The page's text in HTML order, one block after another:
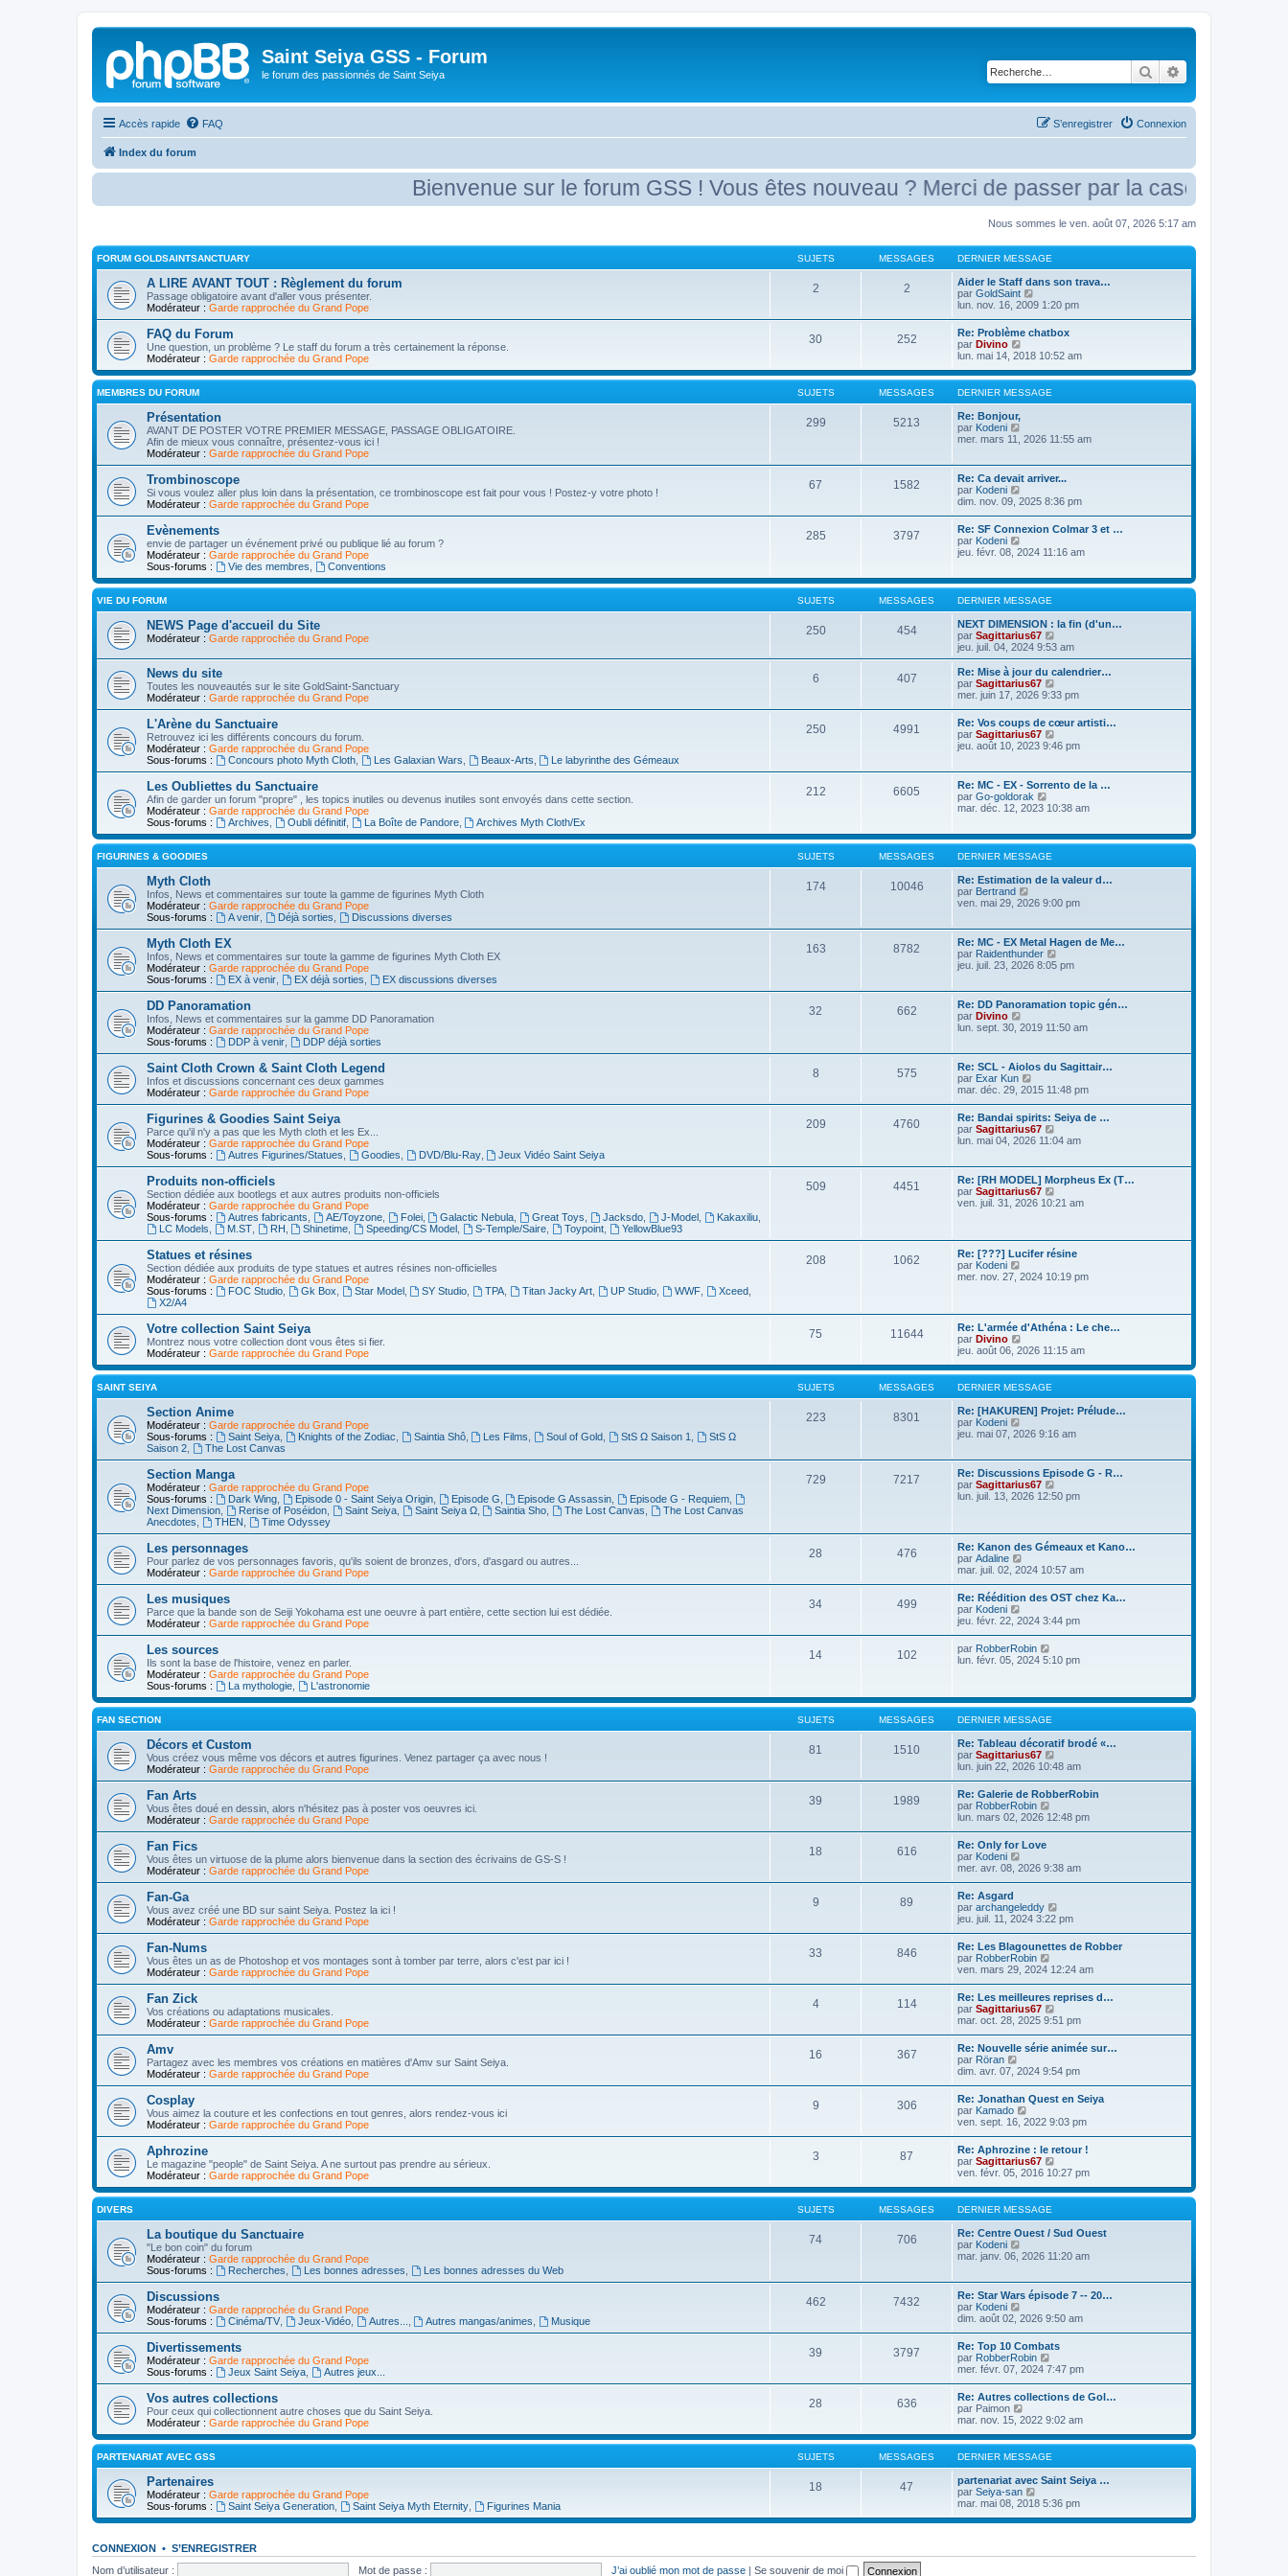
Saint Seiya GSS - Forum
le forum des passionnés de Saint Seiya Rechercher
Accès rapide FAQ Connexion
S’enregistrer
Index du forum
Bienvenue sur le forum GSS ! Vous êtes nouveau ? Merci de passer par la case présentation
Nous sommes le ven. août 07, 2026 5:17 am
FORUM GOLDSAINTSANCTUARY SUJETS MESSAGES DERNIER MESSAGE
A LIRE AVANT TOUT : Règlement du forum
Passage obligatoire avant d'aller vous présenter.
Modérateur : Garde rapprochée du Grand Pope
2 2
Aider le Staff dans son trava…
par GoldSaint
o
r
l
e
d
e
r
n
i
m
s
s
g
lun. nov. 16, 2009 1:20 pm
FAQ du Forum
Une question, un problème ? Le staff du forum a très certainement la réponse.
Modérateur : Garde rapprochée du Grand Pope
30 252
Re: Problème chatbox
par Divino
o
r
l
r
n
e
r
e
s
s
g
lun. mai 14, 2018 10:52 am
MEMBRES DU FORUM SUJETS MESSAGES DERNIER MESSAGE
Présentation
AVANT DE POSTER VOTRE PREMIER MESSAGE, PASSAGE OBLIGATOIRE.
Afin de mieux vous connaître, présentez-vous ici !
Modérateur : Garde rapprochée du Grand Pope
299 5213
Re: Bonjour,
par Kodeni
o
e
d
e
r
n
e
m
e
s
s
a
g
e
mer. mars 11, 2026 11:55 am
Trombinoscope
Si vous voulez aller plus loin dans la présentation, ce trombinoscope est fait pour vous ! Postez-y votre photo !
Modérateur : Garde rapprochée du Grand Pope
67 1582
Re: Ca devait arriver...
par Kodeni
o
l
e
d
r
n
i
e
r
m
e
s
s
a
g
e
dim. nov. 09, 2025 8:36 pm
Evènements
envie de partager un événement privé ou publique lié au forum ?
Modérateur : Garde rapprochée du Grand Pope
Sous-forums :
Vie des membres Conventions
285 3797
Re: SF Connexion Colmar 3 et …
par Kodeni
o
l
e
e
r
n
i
r
m
e
s
s
a
g
jeu. févr. 08, 2024 11:16 am
VIE DU FORUM SUJETS MESSAGES DERNIER MESSAGE
NEWS Page d'accueil du Site
Modérateur : Garde rapprochée du Grand Pope
250 454
NEXT DIMENSION : la fin (d'un…
par Sagittarius67
o
i
r
e
e
r
i
r
m
s
g
jeu. juil. 04, 2024 9:53 am
News du site
Toutes les nouveautés sur le site GoldSaint-Sanctuary
Modérateur : Garde rapprochée du Grand Pope
6 407
Re: Mise à jour du calendrier…
par Sagittarius67
o
l
e
d
r
n
e
m
e
s
a
e
mer. juin 17, 2026 9:33 pm
L'Arène du Sanctuaire
Retrouvez ici les différents concours du forum.
Modérateur : Garde rapprochée du Grand Pope
Sous-forums :
Concours photo Myth Cloth, Les Galaxian Wars Beaux-Arts Le labyrinthe des Gémeaux
250 4991
Re: Vos coups de cœur artisti…
par Sagittarius67
o
e
d
e
n
i
r
m
s
a
g
e
jeu. août 10, 2023 9:46 pm
Les Oubliettes du Sanctuaire
Afin de garder un forum "propre" , les topics inutiles ou devenus inutiles sont envoyés dans cette section.
Modérateur : Garde rapprochée du Grand Pope
Sous-forums :
Archives Oubli définitif, La Boîte de Pandore, Archives Myth Cloth/Ex
212 6605
Re: MC - EX - Sorrento de la …
par Go-goldorak
o
l
e
e
r
n
i
r
m
e
s
a
g
mar. déc. 12, 2023 10:38 am
FIGURINES & GOODIES SUJETS MESSAGES DERNIER MESSAGE
Myth Cloth
Infos, News et commentaires sur toute la gamme de figurines Myth Cloth
Modérateur : Garde rapprochée du Grand Pope
Sous-forums :
A venir, Déjà sorties Discussions diverses
174 10046
Re: Estimation de la valeur d…
par Bertrand
o
e
d
e
n
i
r
e
s
s
a
g
e
ven. mai 29, 2026 9:00 pm
Myth Cloth EX
Infos, News et commentaires sur toute la gamme de figurines Myth Cloth EX
Modérateur : Garde rapprochée du Grand Pope
Sous-forums :
EX à venir, EX déjà sorties EX discussions diverses
163 8782
Re: MC - EX Metal Hagen de Me…
par Raidenthunder
o
e
d
e
n
r
m
e
s
s
a
e
jeu. juil. 23, 2026 8:05 pm
DD Panoramation
Infos, News et commentaires sur la gamme DD Panoramation
Modérateur : Garde rapprochée du Grand Pope
Sous-forums :
DDP à venir, DDP déjà sorties
32 662
Re: DD Panoramation topic gén…
par Divino
o
e
d
e
r
n
i
e
m
e
s
s
a
lun. sept. 30, 2019 11:50 am
Saint Cloth Crown & Saint Cloth Legend
Infos et discussions concernant ces deux gammes
Modérateur : Garde rapprochée du Grand Pope
8 575
Re: SCL - Aiolos du Sagittair…
par Exar Kun
o
r
l
e
d
r
n
i
e
e
s
s
a
g
mar. déc. 29, 2015 11:48 pm
Figurines & Goodies Saint Seiya
Parce qu'il n'y a pas que les Myth cloth et les Ex...
Modérateur : Garde rapprochée du Grand Pope
Sous-forums :
Autres Figurines/Statues Goodies DVD/Blu-Ray, Jeux Vidéo Saint Seiya
209 4760
Re: Bandai spirits: Seiya de …
par Sagittarius67
o
e
d
e
i
e
m
s
a
g
e
lun. mai 04, 2026 11:04 am
Produits non-officiels
Section dédiée aux bootlegs et aux autres produits non-officiels
Modérateur : Garde rapprochée du Grand Pope
Sous-forums :
Autres fabricants AE/Toyzone, Folei, Galactic Nebula Great Toys Jacksdo J-Model, Kakaxiliu,
LC Models
M.ST, RH Shinetime Speeding/CS Model S-Temple/Saire Toypoint, YellowBlue93
509 4451
Re: [RH MODEL] Morpheus Ex (T…
par Sagittarius67
o
d
e
r
e
r
e
s
s
g
e
ven. juil. 31, 2026 10:21 am
Statues et résines
Section dédiée aux produits de type statues et autres résines non-officielles
Modérateur : Garde rapprochée du Grand Pope
Sous-forums :
FOC Studio, Gk Box Star Model, SY Studio TPA Titan Jacky Art UP Studio, WWF, Xceed,
X2/A4
208 1062
Re: [???] Lucifer résine
par Kodeni
o
e
d
e
r
n
i
e
r
m
s
a
g
e
mer. nov. 27, 2024 10:19 pm
Votre collection Saint Seiya
Montrez nous votre collection dont vous êtes si fier.
Modérateur : Garde rapprochée du Grand Pope
75 11644
Re: L'armée d'Athéna : Le che…
par Divino
o
r
l
d
e
r
n
e
r
m
e
a
g
jeu. août 06, 2026 11:15 am
SAINT SEIYA SUJETS MESSAGES DERNIER MESSAGE
Section Anime
Modérateur : Garde rapprochée du Grand Pope
Sous-forums :
Saint Seiya, Knights of the Zodiac Saintia Shô, Les Films Soul of Gold StS Ω Saison 1
StS Ω
Saison 2
The Lost Canvas
223 8301
Re: [HAKUREN] Projet: Prélude…
par Kodeni
o
e
d
e
i
e
r
m
e
s
s
a
g
e
jeu. mai 07, 2026 9:16 am
Section Manga
Modérateur : Garde rapprochée du Grand Pope
Sous-forums :
Dark Wing, Episode 0 - Saint Seiya Origin, Episode G Episode G Assassin Episode G - Requiem
Next Dimension
Rerise of Poséidon, Saint Seiya, Saint Seiya Ω, Saintia Sho The Lost Canvas
The Lost Canvas
Anecdotes
THEN Time Odyssey
729 7217
Re: Discussions Episode G - R…
par Sagittarius67
o
d
e
r
n
i
r
m
s
s
e
lun. juil. 13, 2026 12:50 pm
Les personnages
Pour parlez de vos personnages favoris, qu'ils soient de bronzes, d'ors, d'asgard ou autres...
Modérateur : Garde rapprochée du Grand Pope
28 476
Re: Kanon des Gémeaux et Kano…
par Adaline
o
l
e
d
e
r
n
r
m
e
s
s
a
g
mar. juil. 02, 2024 10:57 am
Les musiques
Parce que la bande son de Seiji Yokohama est une oeuvre à part entière, cette section lui est dédiée.
Modérateur : Garde rapprochée du Grand Pope
34 499
Re: Réédition des OST chez Ka…
par Kodeni
o
r
l
e
r
n
i
e
r
m
e
s
s
a
g
jeu. févr. 22, 2024 3:44 pm
Les sources
Ils sont la base de l'histoire, venez en parler.
Modérateur : Garde rapprochée du Grand Pope
Sous-forums :
La mythologie, L'astronomie
14 102 par RobberRobin
o
e
d
r
n
i
e
r
m
s
s
e
lun. févr. 05, 2024 5:10 pm
FAN SECTION SUJETS MESSAGES DERNIER MESSAGE
Décors et Custom
Vous créez vous même vos décors et autres figurines. Venez partager ça avec nous !
Modérateur : Garde rapprochée du Grand Pope
81 1510
Re: Tableau décoratif brodé «…
par Sagittarius67
o
l
e
d
e
i
e
m
e
s
s
a
e
lun. juin 22, 2026 10:48 am
Fan Arts
Vous êtes doué en dessin, alors n'hésitez pas à poster vos oeuvres ici.
Modérateur : Garde rapprochée du Grand Pope
39 1989
Re: Galerie de RobberRobin
par RobberRobin
o
e
d
e
n
i
e
r
m
e
s
s
a
g
e
lun. mars 02, 2026 12:48 pm
Fan Fics
Vous êtes un virtuose de la plume alors bienvenue dans la section des écrivains de GS-S !
Modérateur : Garde rapprochée du Grand Pope
18 616
Re: Only for Love
par Kodeni
o
l
e
d
e
r
n
e
r
m
e
s
s
a
e
mer. avr. 08, 2026 9:38 am
Fan-Ga
Vous avez créé une BD sur saint Seiya. Postez la ici !
Modérateur : Garde rapprochée du Grand Pope
9 89
Re: Asgard
par archangeleddy
o
l
e
d
e
r
i
e
r
m
e
s
s
a
e
jeu. juil. 11, 2024 3:22 pm
Fan-Nums
Vous êtes un as de Photoshop et vos montages sont à tomber par terre, alors c'est par ici !
Modérateur : Garde rapprochée du Grand Pope
33 846
Re: Les Blagounettes de Robber
par RobberRobin
o
l
e
d
e
r
i
e
r
m
e
s
s
a
g
e
ven. mars 29, 2024 12:24 am
Fan Zick
Vos créations ou adaptations musicales.
Modérateur : Garde rapprochée du Grand Pope
4 114
Re: Les meilleures reprises d…
par Sagittarius67
o
l
e
d
e
r
i
e
r
m
e
s
s
mar. oct. 28, 2025 9:51 pm
Amv
Partagez avec les membres vos créations en matières d'Amv sur Saint Seiya.
Modérateur : Garde rapprochée du Grand Pope
16 367
Re: Nouvelle série animée sur…
par Röran
o
l
e
d
e
r
n
e
r
m
e
s
s
a
dim. avr. 07, 2024 9:54 pm
Cosplay
Vous aimez la couture et les confections en tout genres, alors rendez-vous ici
Modérateur : Garde rapprochée du Grand Pope
9 306
Re: Jonathan Quest en Seiya
par Kamado
o
l
e
d
e
r
n
i
e
m
s
s
g
ven. sept. 16, 2022 9:03 pm
Aphrozine
Le magazine "people" de Saint Seiya. A ne surtout pas prendre au sérieux.
Modérateur : Garde rapprochée du Grand Pope
3 87
Re: Aphrozine : le retour !
par Sagittarius67
o
r
d
e
r
n
e
r
e
s
s
g
ven. févr. 05, 2016 10:27 pm
DIVERS SUJETS MESSAGES DERNIER MESSAGE
La boutique du Sanctuaire
"Le bon coin" du forum
Modérateur : Garde rapprochée du Grand Pope
Sous-forums :
Recherches Les bonnes adresses Les bonnes adresses du Web
74 706
Re: Centre Ouest / Sud Ouest
par Kodeni
o
e
d
e
r
n
i
e
r
m
e
s
s
a
e
mar. janv. 06, 2026 11:20 am
Discussions
Modérateur : Garde rapprochée du Grand Pope
Sous-forums :
Cinéma/TV, Jeux-Vidéo, Autres... Autres mangas/animes Musique
462 7432
Re: Star Wars épisode 7 -- 20…
par Kodeni
o
l
e
d
e
r
n
i
e
r
m
e
s
s
a
e
dim. août 02, 2026 9:50 am
Divertissements
Modérateur : Garde rapprochée du Grand Pope
Sous-forums :
Jeux Saint Seiya, Autres jeux...
39 3797
Re: Top 10 Combats
par RobberRobin
o
l
e
d
e
r
n
i
e
m
e
mer. févr. 07, 2024 7:47 pm
Vos autres collections
Pour ceux qui collectionnent autre choses que du Saint Seiya.
Modérateur : Garde rapprochée du Grand Pope
28 636
Re: Autres collections de Gol…
par Paimon
o
r
l
d
e
r
n
i
m
mar. nov. 15, 2022 9:02 am
PARTENARIAT AVEC GSS SUJETS MESSAGES DERNIER MESSAGE
Partenaires
Modérateur : Garde rapprochée du Grand Pope
Sous-forums :
Saint Seiya Generation, Saint Seiya Myth Eternity, Figurines Mania
18 47
partenariat avec Saint Seiya …
par Seiya-san
o
r
d
mar. mai 08, 2018 5:36 pm
CONNEXION • S’ENREGISTRER
Nom d’utilisateur :
Mot de passe : J’ai oublié mon mot de passe | Se souvenir de moi